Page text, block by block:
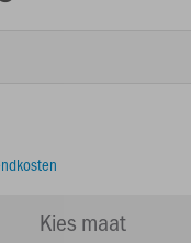
Kies maat